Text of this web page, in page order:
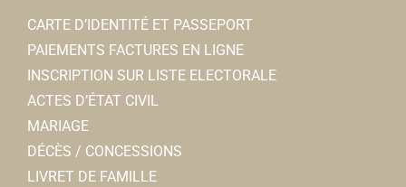
CARTE D’IDENTITÉ ET PASSEPORT
PAIEMENTS FACTURES EN LIGNE
INSCRIPTION SUR LISTE ELECTORALE
ACTES D’ÉTAT CIVIL
MARIAGE
DÉCÈS / CONCESSIONS
LIVRET DE FAMILLE